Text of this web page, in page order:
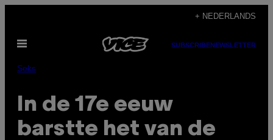
de
inhoud
+ NEDERLANDS
Open
SUBSCRIBENEWSLETTER
Seks
In de 17e eeuw
barstte het van de